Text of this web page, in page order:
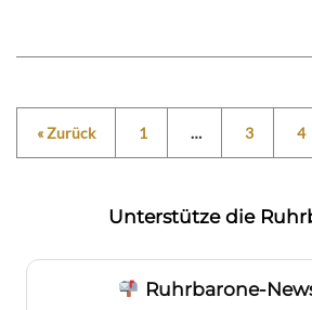
« Zurück 1 … 3 4
Unterstütze die
Ruhrbarone-